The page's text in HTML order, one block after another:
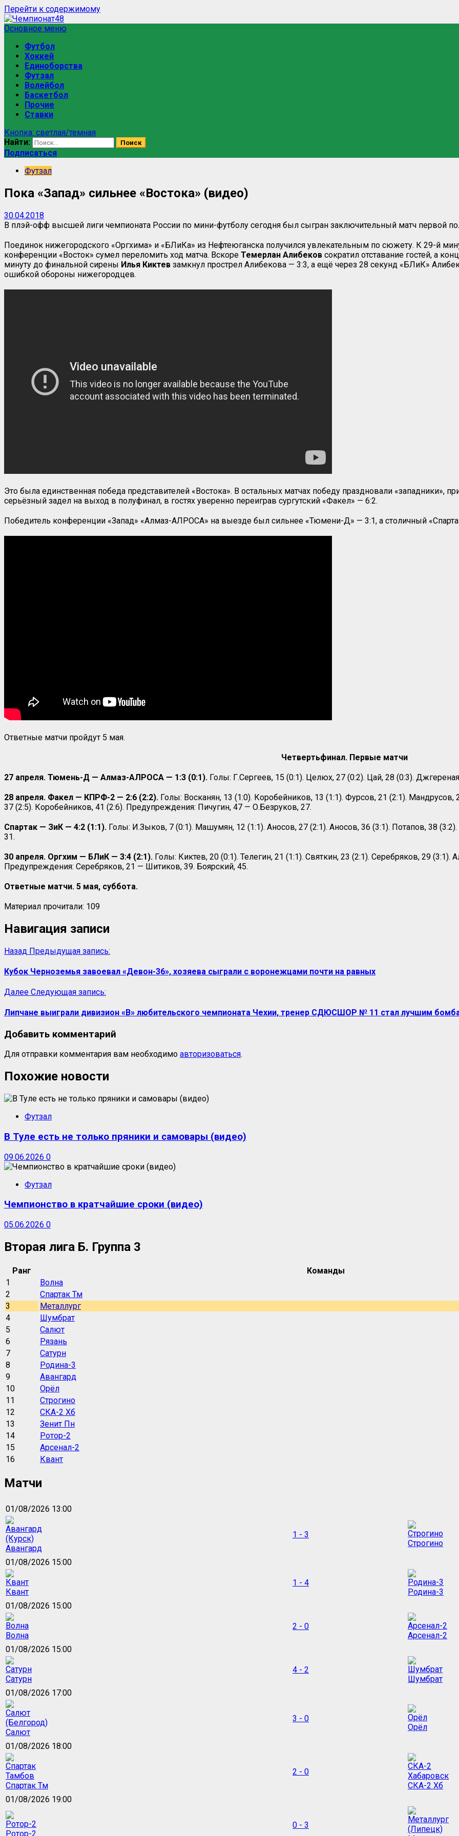
Перейти к содержимому
Основное меню
Футбол
Хоккей
Единоборства
Футзал
Волейбол
Баскетбол
Прочие
Ставки
Кнопка: светлая/темная
Найти:
Подписаться
Футзал
Пока «Запад» сильнее «Востока» (видео)
30.04.2018
В плэй-офф высшей лиги чемпионата России по мини-футболу сегодня был сыгран заключительный матч первой
Поединок нижегородского «Оргхима» и «БЛиКа» из Нефтеюганска получился увлекательным по сюжету. К 29-й
конференции «Восток» сумел переломить ход матча. Вскоре Темерлан Алибеков сократил отставание гостей, а
минуту до финальной сирены Илья Киктев замкнул прострел Алибекова — 3:3, а ещё через 28 секунд «БЛиК»
ошибкой обороны нижегородцев.
Это была единственная победа представителей «Востока». В остальных матчах победу праздновали
серьёзный задел на выход в полуфинал, в гостях уверенно переиграв сургутский «Факел» — 6:2.
Победитель конференции «Запад» «Алмаз-АЛРОСА» на выезде был сильнее «Тюмени-Д» — 3:1, а столичный
Ответные матчи пройдут 5 мая.
Четвертьфинал. Первые матчи
27 апреля. Тюмень-Д — Алмаз-АЛРОСА — 1:3 (0:1). Голы: Г.Сергеев, 15 (0:1). Целюх, 27 (0:2). Цай, 28 (0:3).
28 апреля. Факел — КПРФ-2 — 2:6 (2:2). Голы: Восканян, 13 (1:0). Коробейников, 13 (1:1). Фурсов, 21 (2:1).
37 (2:5). Коробейников, 41 (2:6). Предупреждения: Пичугин, 47 — О.Безруков, 27.
Спартак — ЗиК — 4:2 (1:1). Голы: И.Зыков, 7 (0:1). Машумян, 12 (1:1). Аносов, 27 (2:1). Аносов, 36 (3:1). Потапов, 38
31.
30 апреля. Оргхим — БЛиК — 3:4 (2:1). Голы: Киктев, 20 (0:1). Телегин, 21 (1:1). Святкин, 23 (2:1). Серебряков, 29 (3:1).
Предупреждения: Серебряков, 21 — Шитиков, 39. Боярский, 45.
Ответные матчи. 5 мая, суббота.
Материал прочитали: 109
Навигация записи
Назад Предыдущая запись:
Кубок Черноземья завоевал «Девон-36», хозяева сыграли с воронежцами почти на равных
Далее Следующая запись:
Липчане выиграли дивизион «B» любительского чемпионата Чехии, тренер СДЮСШОР № 11 стал лучшим
Добавить комментарий
Для отправки комментария вам необходимо авторизоваться.
Похожие новости
Футзал
В Туле есть не только пряники и самовары (видео)
09.06.2026 0
Футзал
Чемпионство в кратчайшие сроки (видео)
05.06.2026 0
Вторая лига Б. Группа 3
Ранг Команды
1
Волна
2
Спартак Тм
3
Металлург
4
Шумбрат
5
Салют
6
Рязань
7
Сатурн
8
Родина-3
9
Авангард
10
Орёл
11
Строгино
12
СКА-2 Хб
13
Зенит Пн
14
Ротор-2
15
Арсенал-2
16
Квант
Матчи
01/08/2026 13:00
Авангард
1 - 3
Строгино
01/08/2026 15:00
Квант
1 - 4
Родина-3
01/08/2026 15:00
Волна
2 - 0
Арсенал-2
01/08/2026 15:00
Сатурн
4 - 2
Шумбрат
01/08/2026 17:00
Салют
3 - 0
Орёл
01/08/2026 18:00
Спартак Тм
2 - 0
СКА-2 Хб
01/08/2026 19:00
Ротор-2
0 - 3